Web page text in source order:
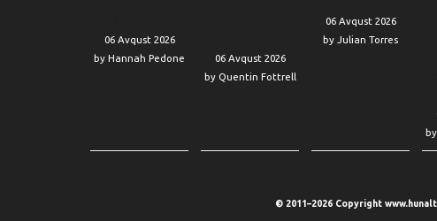
06 Avqust 2026
by Hannah Pedone
06 Avqust 2026
by Quentin Fottrell
06 Avqust 2026
by Julian Torres
© 2011–2026 Copyright